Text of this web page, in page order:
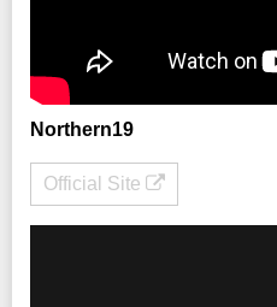
Northern19
Official Site